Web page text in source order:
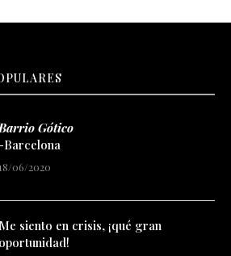
Barrio Gótico
-Barcelona
06/2020
Me siento en crisis, ¡qué gran
oportunidad!